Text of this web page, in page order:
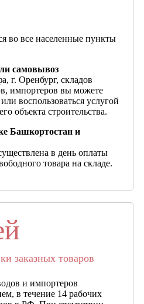
во все населенные пункты
самовывоз
г. Оренбург, складов
импортеров вы можете
воспользоваться услугой
объекта строительства.
Башкортостан и
в день оплаты
товара на складе.
заказных товаров
и импортеров
в течение 14 рабочих